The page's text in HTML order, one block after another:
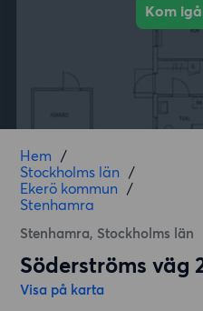
Kom
Hem /
Stockholms län /
Ekerö kommun /
Stenhamra
Stenhamra, Stockholms län
Söderströms väg
Visa på karta